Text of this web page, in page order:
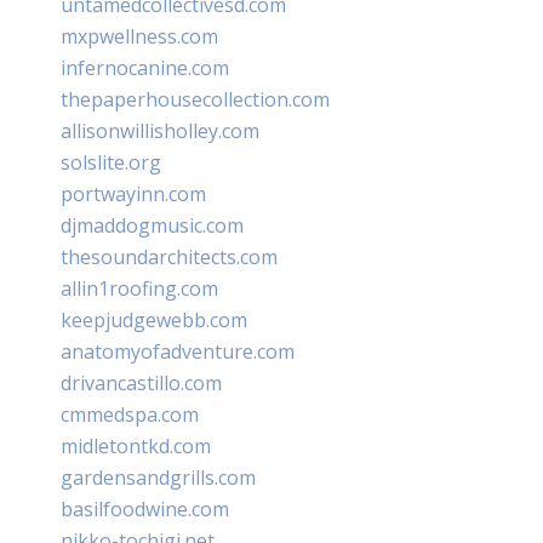
mxpwellness.com
infernocanine.com
thepaperhousecollection.com
allisonwillisholley.com
solslite.org
portwayinn.com
djmaddogmusic.com
thesoundarchitects.com
allin1roofing.com
keepjudgewebb.com
anatomyofadventure.com
drivancastillo.com
cmmedspa.com
midletontkd.com
gardensandgrills.com
basilfoodwine.com